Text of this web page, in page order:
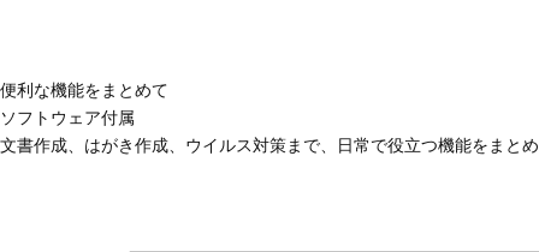
便利な機能をまとめて
ソフトウェア付属
文書作成、はがき作成、ウイルス対策まで、日常で役立つ機能をまと